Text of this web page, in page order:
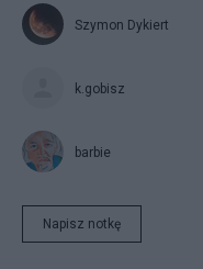
Szymon Dykiert
k.gobisz
barbie
Napisz notkę